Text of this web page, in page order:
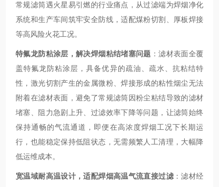
常规滤筒遇火星易引燃的行业痛点，从过滤端为焊烟净化
系统和生产车间筑牢安全防线，适配煤粉切割、厚板焊接
等高风险火花工况。
特氟龙防粘涂层，解决焊烟粘结堵塞问题 ：滤材表面全覆
盖特氟龙防粘涂层，具备优异的疏油、疏水、抗粘结特
性，激光切割产生的金属微粉、焊接形成的粘性烟尘无法
附着在滤材表面，避免了常规滤筒因粉尘粘结导致的滤材
堵塞、阻力急剧上升、过滤效率下降等问题，让滤筒始终
保持通畅的气流通道，即便在高浓度焊烟工况下长期运
行，也能稳定保持低阻状态，无需频繁人工清理，大幅降
低运维成本。
宽温域耐高温设计，适配焊烟高温气流直接过滤：滤材经